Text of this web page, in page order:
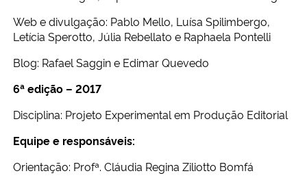
Web e divulgação: Pablo Mello, Luísa Spilimbergo,
Letícia Sperotto, Júlia Rebellato e Raphaela Pontelli
Blog: Rafael Saggin e Edimar Quevedo
6ª edição – 2017
Disciplina: Projeto Experimental em Produção Editorial
Equipe e responsáveis:
Orientação: Profª. Cláudia Regina Ziliotto Bomfá